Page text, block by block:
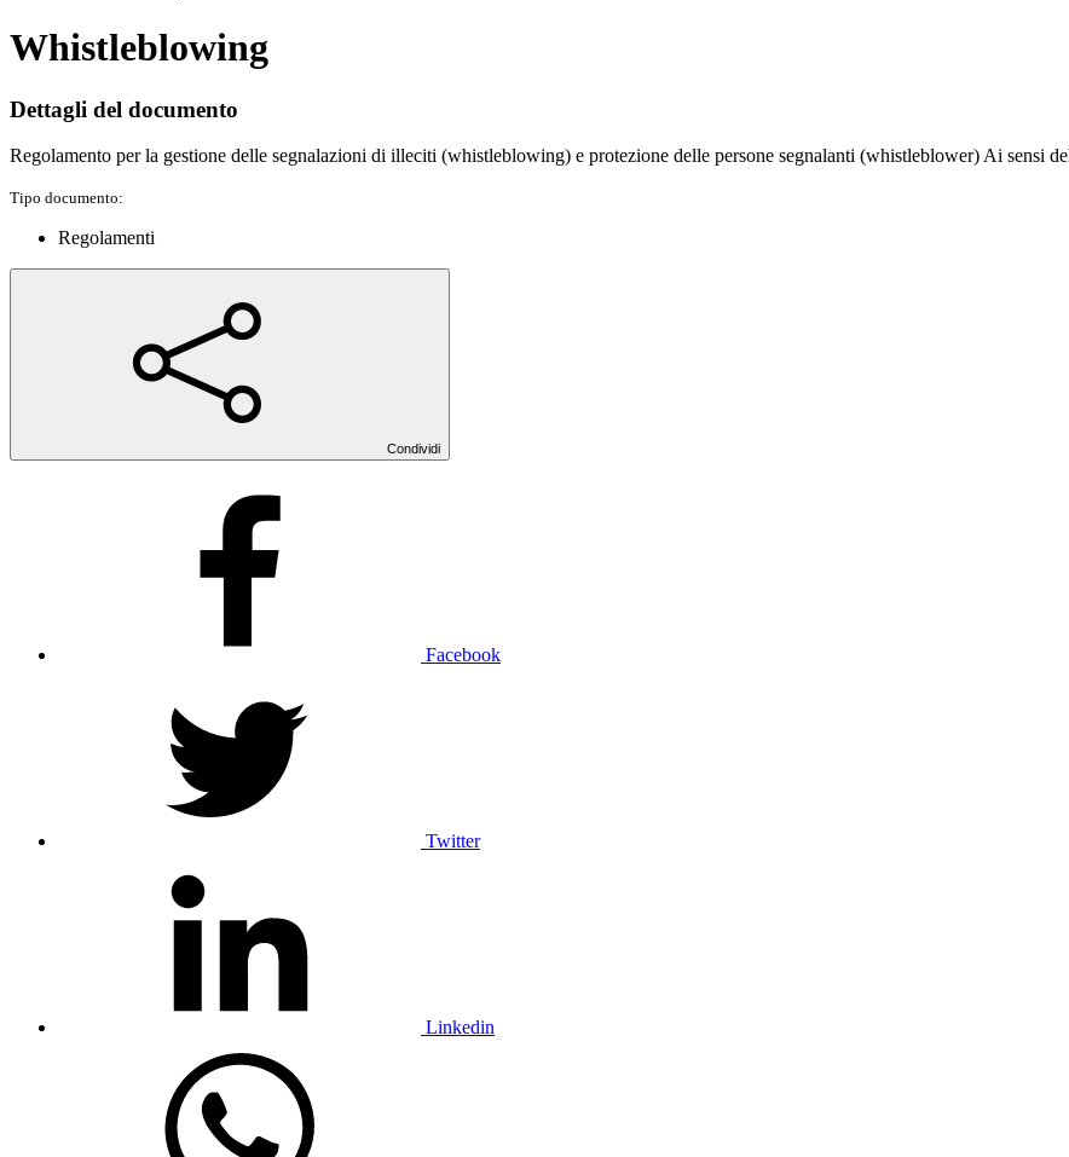
Whistleblowing
Dettagli del documento
Regolamento per la gestione delle segnalazioni di illeciti (whistleblowing) e protezione delle persone segnalanti (whistleblower) Ai sensi
Tipo documento:
Regolamenti
Condividi
Facebook
Twitter
Linkedin